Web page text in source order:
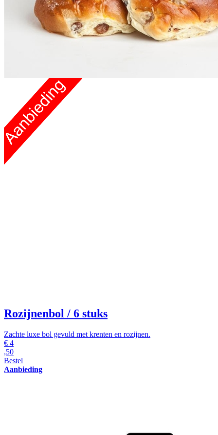
Rozijnenbol / 6 stuks
Zachte luxe bol gevuld met krenten en rozijnen.
€ 4
,50
Bestel
Aanbieding